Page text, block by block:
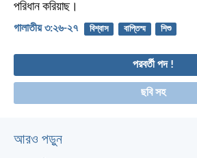
পরিধান করিয়াছ।
গালাতীয় ৩:২৬-২৭ বিশ্বাস বাপ্তিস্ম শিশু
পরবর্তী পদ !
ছবি সহ
আরও পড়ুন